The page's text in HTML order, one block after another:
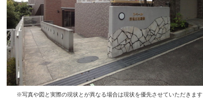
※写真や図と実際の現状とが異なる場合は現状を優先させていただきます